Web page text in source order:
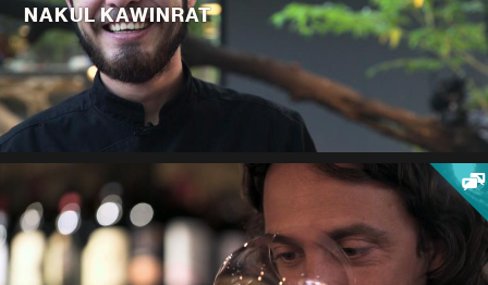
NAKUL KAWINRAT